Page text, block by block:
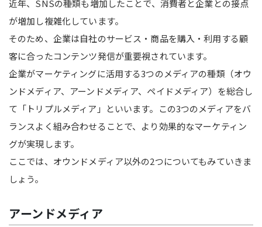
近年、SNSの種類も増加したことで、消費者と企業との接点
が増加し複雑化しています。
そのため、企業は自社のサービス・商品を購入・利用する顧
客に合ったコンテンツ発信が重要視されています。
企業がマーケティングに活用する3つのメディアの種類（オウ
ンドメディア、アーンドメディア、ペイドメディア）を総合し
て「トリプルメディア」といいます。この3つのメディアをバ
ランスよく組み合わせることで、より効果的なマーケティン
グが実現します。
ここでは、オウンドメディア以外の2つについてもみていきま
しょう。
アーンドメディア